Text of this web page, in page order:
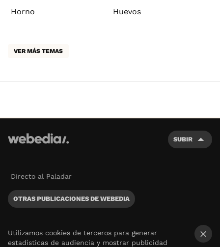
Horno Huevos
VER MÁS TEMAS
SUBIR
Directo al Paladar
OTRAS PUBLICACIONES DE WEBEDIA
Utilizamos cookies de terceros para generar
estadísticas de audiencia y mostrar publicidad